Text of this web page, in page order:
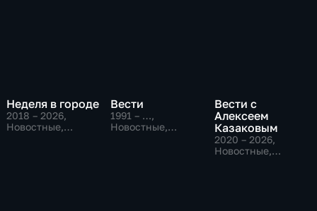
Неделя в городе
2018 – 2026,
Новостные,
Вести
1991 – …,
Новостные,
Вести с
Алексеем
Казаковым
2020 – 2026,
Новостные,